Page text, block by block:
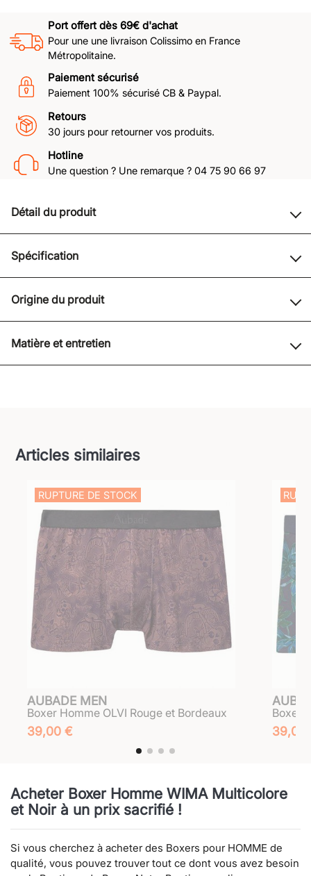
Port offert dès 69€ d'achat
Pour une une livraison Colissimo en France
Métropolitaine.
Paiement sécurisé
Paiement 100% sécurisé CB & Paypal.
Retours
30 jours pour retourner vos produits.
Hotline
Une question ? Une remarque ? 04 75 90 66 97
Détail du produit
Spécification
Origine du produit
Matière et entretien
Articles similaires
RUPTURE DE STOCK
AUBADE MEN
Boxer Homme OLVI Rouge et Bordeaux
39,00 €
Boxer
39,00
Acheter Boxer Homme WIMA Multicolore
et Noir à un prix sacrifié !
Si vous cherchez à acheter des Boxers pour HOMME de
qualité, vous pouvez trouver tout ce dont vous avez besoin